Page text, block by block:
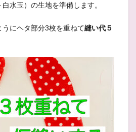
水玉）の生地を準備します。
にヘタ部分3枚を重ねて縫い代５